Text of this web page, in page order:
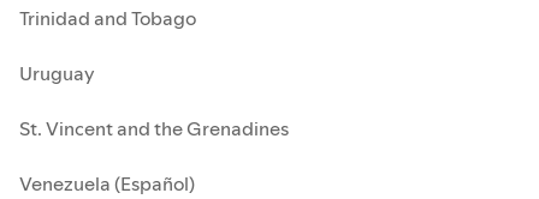
Trinidad and Tobago
Uruguay
St. Vincent and the Grenadines
Venezuela (Español)